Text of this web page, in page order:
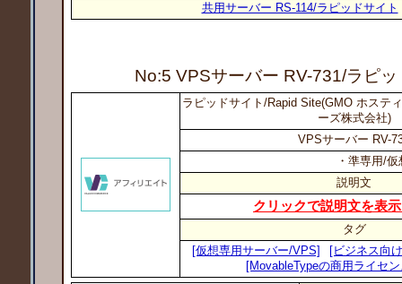
共用サーバー RS-114/ラピッドサイト
No:5 VPSサーバー RV-731/ラピッ
ラピッドサイト/Rapid Site(GMO ホステ
ーズ株式会社)
VPSサーバー RV-
・準専用/
説明文
クリックで説明文を表
タグ
[仮想専用サーバー/VPS]
[ビジネス向
[MovableTypeの商用ライセ